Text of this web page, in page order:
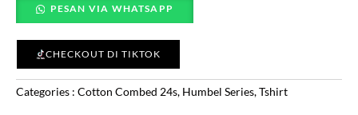
PESAN VIA WHATSAPP
CHECKOUT DI TIKTOK
Categories : Cotton Combed 24s, Humbel Series,Tshirt